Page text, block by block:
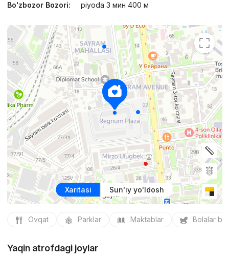
Bo'zbozor Bozori:
piyoda 3 мин 400 м
Xaritasi Sun'iy yo'ldosh
Ovqat Parklar Maktablar Bolalar
Yaqin atrofdagi joylar